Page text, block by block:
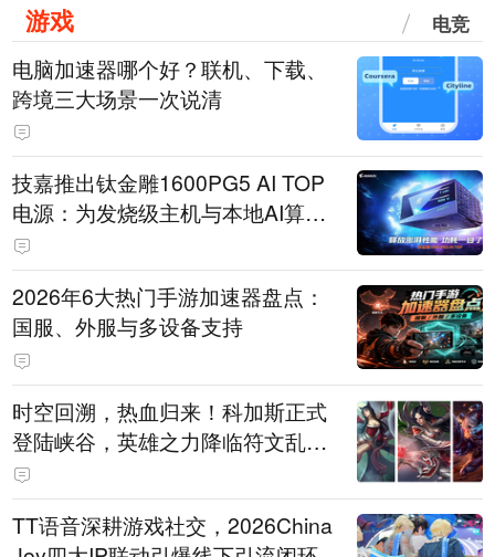
游戏 电竞
电脑加速器哪个好？联机、下载、
跨境三大场景一次说清
技嘉推出钛金雕1600PG5 AI TOP
电源：为发烧级主机与本地AI算力
打造旗舰供电方案
2026年6大热门手游加速器盘点：
国服、外服与多设备支持
时空回溯，热血归来！科加斯正式
登陆峡谷，英雄之力降临符文乱
斗！
TT语音深耕游戏社交，2026China